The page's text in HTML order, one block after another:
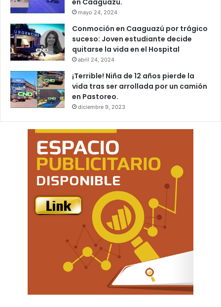
en Caaguazú.
mayo 24, 2024
Conmoción en Caaguazú por trágico
suceso: Joven estudiante decide
quitarse la vida en el Hospital
abril 24, 2024
¡Terrible! Niña de 12 años pierde la
vida tras ser arrollada por un camión
en Pastoreo.
diciembre 9, 2023